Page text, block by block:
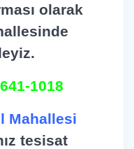
olarak
1018
Mahallesi
tesisat